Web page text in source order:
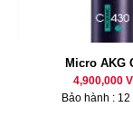
Micro AKG
4,900,000
Bảo hành : 12